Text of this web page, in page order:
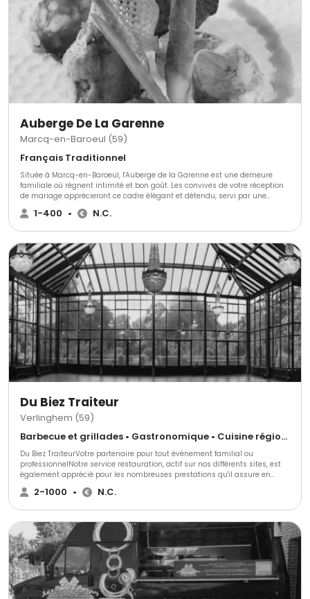
Auberge De La Garenne
Marcq-en-Baroeul (59)
Français Traditionnel
Située à Marcq-en-Baroeul, l'Auberge de la Garenne est une demeure
familiale où règnent intimité et bon goût. Les convives de votre réception
de mariage apprécieront ce cadre élégant et détendu, servi par une
cuisine gastronomique.Espaces et capacitésPour accueillir votre réception
de mariage, l'Auberge de Garenne vous propose son ensemble de salles
personnes. A l'extérieur, tous pourront admirer le jardin, particulièrement
bien entretenu, ainsi que la terrasse et le patio.
1-400 • N.C.
Du Biez Traiteur
Verlinghem (59)
Barbecue et grillades • Gastronomique • Cuisine régionale
Du Biez TraiteurVotre partenaire pour tout événement familial ou
professionnelNotre service restauration, actif sur nos différents sites, est
également apprécié pour les nombreuses prestations qu'il assure en
entreprise, chez vous, ou dans tout autre lieu de votre choix.Un vernissage,
une inauguration, un espace VIP sur une manifestation sportive ou
2-1000 • N.C.